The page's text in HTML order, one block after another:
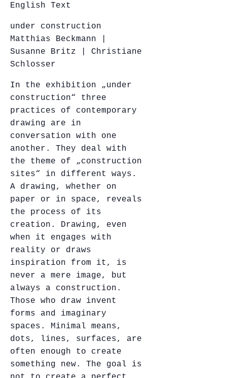
English Text
under construction
Matthias Beckmann |
Susanne Britz | Christiane
Schlosse​​​​r
In the exhibition „under
construction“ three
practices of contemporary
drawing are in
conversation with one
another. They deal with
the theme of „construction
sites“ in different ways.
A drawing, whether on
paper or in space, reveals
the process of its
creation. Drawing, even
when it engages with
reality or draws
inspiration from it, is
never a mere image, but
always a construction.
Those who draw invent
forms and imaginary
spaces. Minimal means,
dots, lines, surfaces, are
often enough to create
something new. The goal is